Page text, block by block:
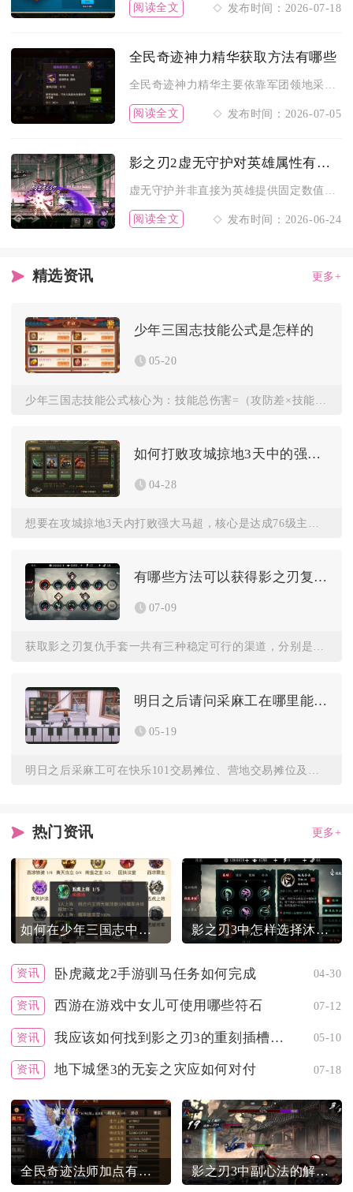
阅读全文 发布时间：2026-07-18
全民奇迹神力精华获取方法有哪些
全民奇迹神力精华主要依靠军团领地采集、战盟商店兑换、限时跨服...
阅读全文 发布时间：2026-07-05
影之刃2虚无守护对英雄属性有何增益
阅读全文 发布时间：2026-06-24
精选资讯 更多+
少年三国志技能公式是怎样的
05-20
如何打败攻城掠地3天中的强大马超
04-28
有哪些方法可以获得影之刃复仇手套
07-09
获取影之刃复仇手套一共有三种稳定可行的渠道，分别是刷取里武林...
明日之后请问采麻工在哪里能交易麻叶
05-19
热门资讯 更多+
如何在少年三国志中继承武将 影之刃3中怎样选择沐小葵的技能链
资讯 卧虎藏龙2手游驯马任务如何完成 04-30
资讯 西游在游戏中女儿可使用哪些符石 07-12
资讯 我应该如何找到影之刃3的重刻插槽任务 05-10
资讯 地下城堡3的无妄之灾应如何对付 07-18
全民奇迹法师加点有哪些需要避免的错误 影之刃3中副心法的解锁方法是什么